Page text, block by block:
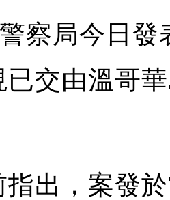
察局今日
已交由溫哥
指出，案發